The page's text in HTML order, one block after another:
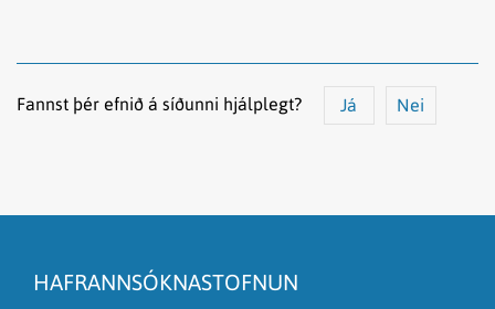
Fannst þér efnið á síðunni hjálplegt? Já Nei
Það er of mikið efni á síðunni
HAFRANNSÓKNASTOFNUN